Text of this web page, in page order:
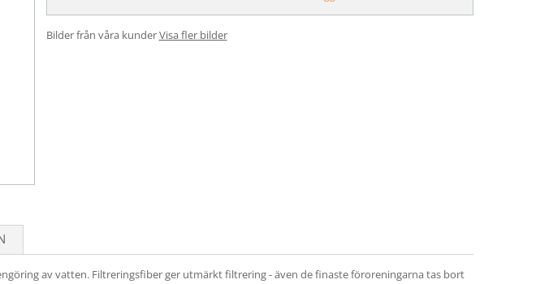
Bilder från våra kunderVisa fler bilder
av vatten. Filtreringsfiber ger utmärkt filtrering - även de finaste föroreningarna tas bort